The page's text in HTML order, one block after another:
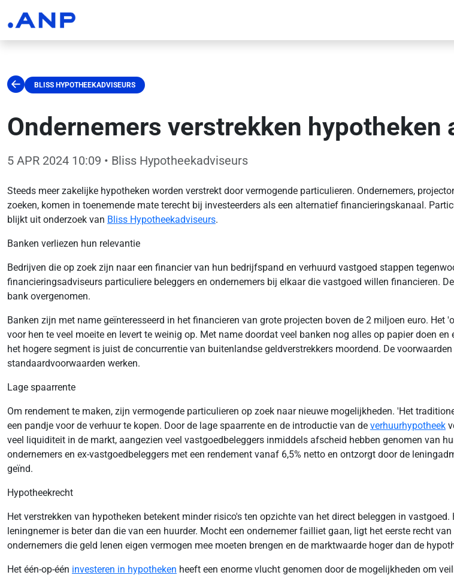
BLISS HYPOTHEEKADVISEURS
Ondernemers verstrekken hypotheken
5 APR 2024 10:09 • Bliss Hypotheekadviseurs
Steeds meer zakelijke hypotheken worden verstrekt door vermogende particulieren. Ondernemers,
zoeken, komen in toenemende mate terecht bij investeerders als een alternatief financieringskanaal.
blijkt uit onderzoek van Bliss Hypotheekadviseurs.
Banken verliezen hun relevantie
Bedrijven die op zoek zijn naar een financier van hun bedrijfspand en verhuurd vastgoed stappen
financieringsadviseurs particuliere beleggers en ondernemers bij elkaar die vastgoed willen financieren.
bank overgenomen.
Banken zijn met name geïnteresseerd in het financieren van grote projecten boven de 2 miljoen euro.
voor hen te veel moeite en levert te weinig op. Met name doordat veel banken nog alles op papier doen
het hogere segment is juist de concurrentie van buitenlandse geldverstrekkers moordend. De
standaardvoorwaarden werken.
Lage spaarrente
Om rendement te maken, zijn vermogende particulieren op zoek naar nieuwe mogelijkheden. 'Het
een pandje voor de verhuur te kopen. Door de lage spaarrente en de introductie van de verhuurhypotheek
veel liquiditeit in de markt, aangezien veel vastgoedbeleggers inmiddels afscheid hebben genomen van
ondernemers en ex-vastgoedbeleggers met een rendement vanaf 6,5% netto en ontzorgt door de
geïnd.
Hypotheekrecht
Het verstrekken van hypotheken betekent minder risico's ten opzichte van het direct beleggen in
leningnemer is beter dan die van een huurder. Mocht een ondernemer failliet gaan, ligt het eerste recht
ondernemers die geld lenen eigen vermogen mee moeten brengen en de marktwaarde hoger dan de
Het één-op-één investeren in hypotheken heeft een enorme vlucht genomen door de mogelijkheden om